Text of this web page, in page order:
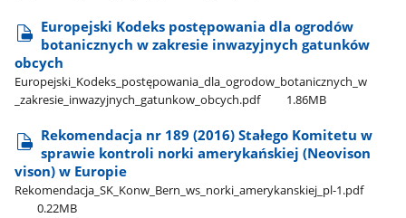
Europejski Kodeks postępowania dla ogrodów
botanicznych w zakresie inwazyjnych gatunków
obcych
Europejski​_Kodeks​_postępowania​_dla​_ogrodow​_botanicznych​_w​
_zakresie​_inwazyjnych​_gatunkow​_obcych.pdf
1.86MB
Rekomendacja nr 189 (2016) Stałego Komitetu w
sprawie kontroli norki amerykańskiej (Neovison
vison) w Europie
Rekomendacja​_SK​_Konw​_Bern​_ws​_norki​_amerykanskiej​_pl-1.pdf
0.22MB